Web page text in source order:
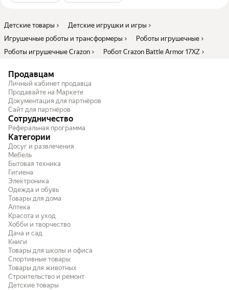
Детские товары
Детские игрушки и игры
Игрушечные роботы и трансформеры
Роботы игрушечные
Роботы игрушечные Crazon
Робот Crazon Battle Armor 17XZ
Продавцам
Личный кабинет продавца
Продавайте на Маркете
Документация для партнёров
Сайт для партнёров
Сотрудничество
Реферальная программа
Категории
Досуг и развлечения
Мебель
Бытовая техника
Гигиена
Электроника
Одежда и обувь
Товары для дома
Аптека
Красота и уход
Хобби и творчество
Дача и сад
Книги
Товары для школы и офиса
Спортивные товары
Товары для животных
Строительство и ремонт
Детские товары